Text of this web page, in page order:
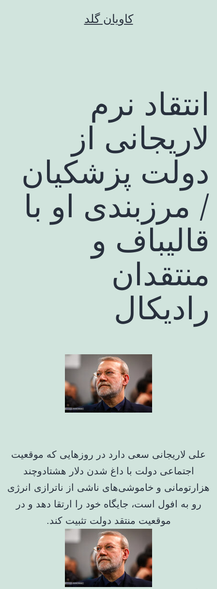
کاویان گلد
انتقاد نرم
لاریجانی از
دولت پزشکیان
/ مرزبندی او با
قالیباف و
منتقدان
رادیکال
علی لاریجانی سعی دارد در روزهایی که موقعیت
اجتماعی دولت با داغ شدن دلار هشتادوچند
هزارتومانی و خاموشی‌های ناشی از ناترازی انرژی
رو به افول است، جایگاه خود را ارتقا دهد و در
موقعیت منتقد دولت تثبیت کند.